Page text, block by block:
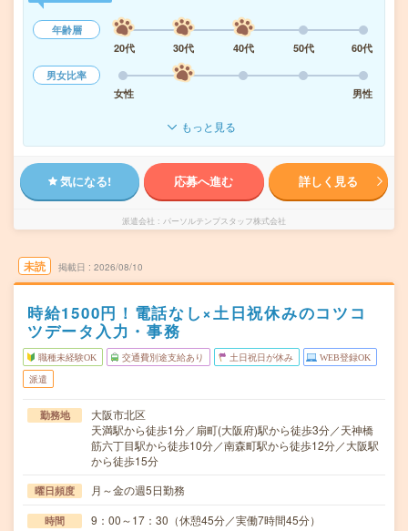
年齢層
20代
30代 40代 50代
60代
男女比率
女性
男性
もっと見る
気になる! 応募へ進む 詳しく見る
派遣会社 パーソルテンプスタッフ株式会社
未読 掲載日 2026/08/10
時給1500円！電話なし×土日祝休みのコツコ
ツデータ入力・事務
職種未経験OK 交通費別途支給あり 土日祝日が休み WEB登録OK
派遣
勤務地
大阪市北区
天満駅から徒歩1分／扇町(大阪府)駅から徒歩3分／天神橋
筋六丁目駅から徒歩10分／南森町駅から徒歩12分／大阪駅
から徒歩15分
曜日頻度 月～金の週5日勤務
時間 9：00～17：30（休憩45分／実働7時間45分）